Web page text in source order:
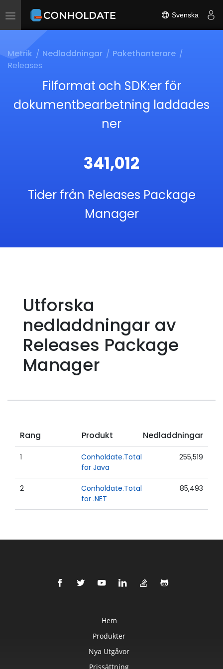
Toggle
Svenska
Metrik Nedladdningar
Pakethanterare
Releases
Filformat och SDK:er för
dokumentbearbetning laddades
ner
341,012
Tider från Releases Package
Manager
Utforska
nedladdningar av
Releases Package
Manager
Rang Produkt Nedladdningar
1
Conholdate.Total
for Java
255,519
2
Conholdate.Total
for .NET
85,493
Hem
Produkter
Nya Utgåvor
Prissättning